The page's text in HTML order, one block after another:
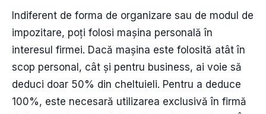
Indiferent de forma de organizare sau de modul de
impozitare, poți folosi mașina personală în
interesul firmei. Dacă mașina este folosită atât în
scop personal, cât și pentru business, ai voie să
deduci doar 50% din cheltuieli. Pentru a deduce
100%, este necesară utilizarea exclusivă în firmă